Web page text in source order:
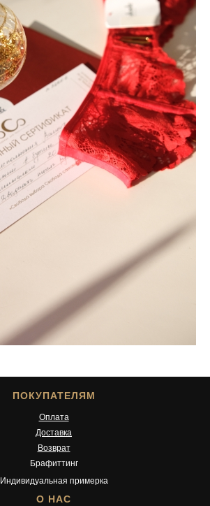
ПОКУПАТЕЛЯМ
О НАС
Оплата
Доставка
Брафиттинг
Индивидуальная примерка
Возврат